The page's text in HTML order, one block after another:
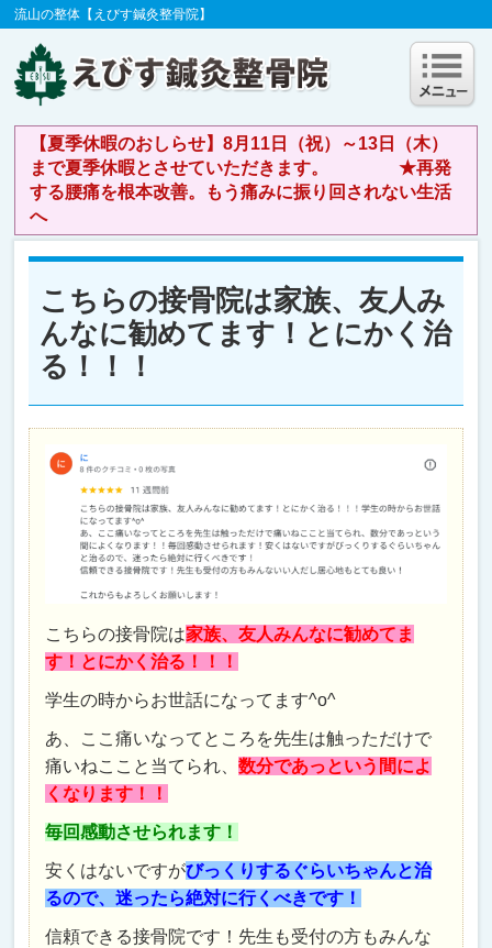
流山の整体【えびす鍼灸整骨院】
【夏季休暇のおしらせ】8月11日（祝）～13日（木）
まで夏季休暇とさせていただきます。 ★再発
する腰痛を根本改善。もう痛みに振り回されない生活
へ
こちらの接骨院は家族、友人み
んなに勧めてます！とにかく治
る！！！
こちらの接骨院は家族、友人みんなに勧めてま
す！とにかく治る！！！
学生の時からお世話になってます^o^
あ、ここ痛いなってところを先生は触っただけで
痛いねここと当てられ、数分であっという間によ
くなります！！
毎回感動させられます！
安くはないですがびっくりするぐらいちゃんと治
るので、迷ったら絶対に行くべきです！
信頼できる接骨院です！先生も受付の方もみんな